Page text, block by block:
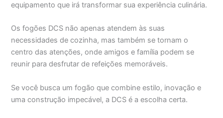
equipamento que irá transformar sua experiência culinária.
Os fogões DCS não apenas atendem às suas
necessidades de cozinha, mas também se tornam o
centro das atenções, onde amigos e família podem se
reunir para desfrutar de refeições memoráveis.
Se você busca um fogão que combine estilo, inovação e
uma construção impecável, a DCS é a escolha certa.